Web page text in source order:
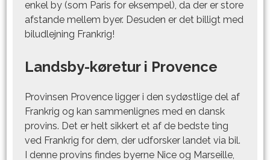
enkel by (som Paris for eksempel), da der er store
afstande mellem byer. Desuden er det billigt med
biludlejning Frankrig!
Landsby-køretur i Provence
Provinsen Provence ligger i den sydøstlige del af
Frankrig og kan sammenlignes med en dansk
provins. Det er helt sikkert et af de bedste ting
ved Frankrig for dem, der udforsker landet via bil.
I denne provins findes byerne Nice og Marseille,